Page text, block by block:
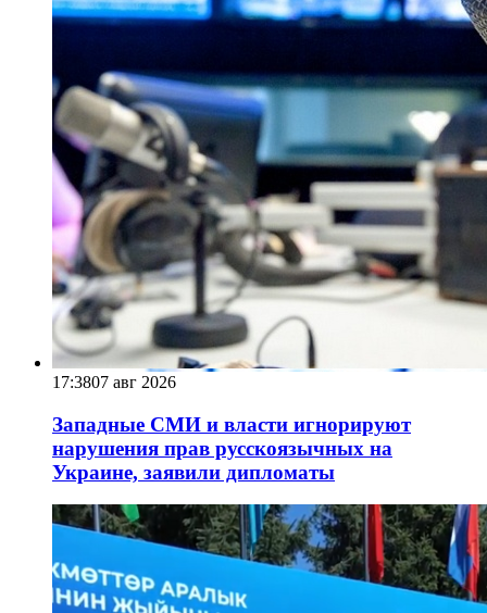
17:3807 авг 2026
Западные СМИ и власти игнорируют
нарушения прав русскоязычных на
Украине, заявили дипломаты